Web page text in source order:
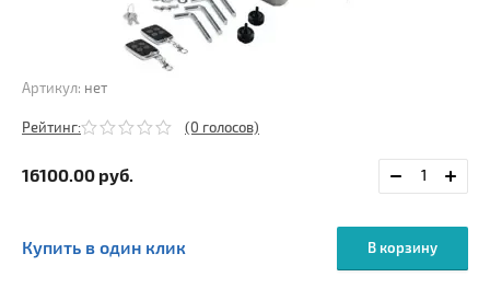
Артикул: нет
Рейтинг: (0 голосов)
16100.00 руб.
Купить в один клик В корзину